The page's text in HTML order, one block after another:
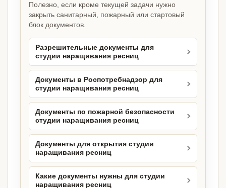
Полезно, если кроме текущей задачи нужно
закрыть санитарный, пожарный или стартовый
блок документов.
Разрешительные документы для
студии наращивания ресниц
Документы в Роспотребнадзор для
студии наращивания ресниц
Документы по пожарной безопасности
студии наращивания ресниц
Документы для открытия студии
наращивания ресниц
Какие документы нужны для студии
наращивания ресниц